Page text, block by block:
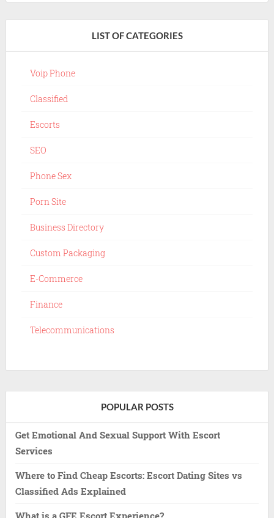
LIST OF CATEGORIES
Voip Phone
Classified
Escorts
SEO
Phone Sex
Porn Site
Business Directory
Custom Packaging
E-Commerce
Finance
Telecommunications
POPULAR POSTS
Get Emotional And Sexual Support With Escort
Services
Where to Find Cheap Escorts: Escort Dating Sites vs
Classified Ads Explained
What is a GFE Escort Experience?